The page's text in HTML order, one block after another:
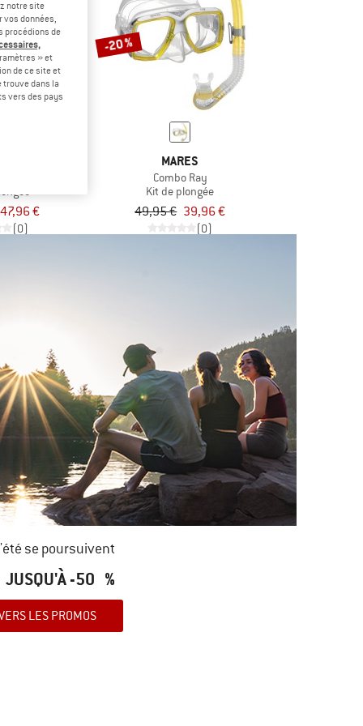
47,96 €
(0)
-20 %
MARES
Combo Ray
Kit de plongée
49,95 € 39,96 €
(0)
se poursuivent
JUSQU'À -50 %
LES PROMOS
notre site
données,
procédions de
» et
de ce site et
trouve dans la
vers des pays